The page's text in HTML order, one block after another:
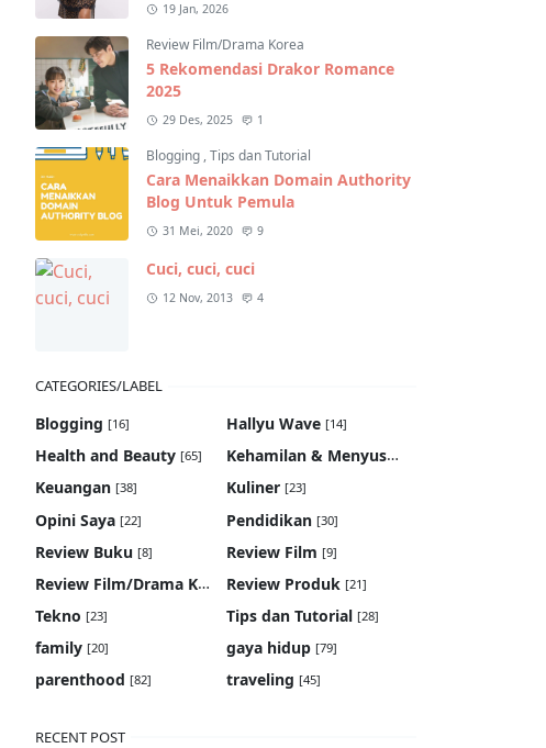
19 Jan, 2026
Review Film/Drama Korea
5 Rekomendasi Drakor Romance
2025
29 Des, 2025 1
Blogging ,Tips dan Tutorial
Cara Menaikkan Domain Authority
Blog Untuk Pemula
31 Mei, 2020 9
Cuci, cuci, cuci
12 Nov, 2013 4
CATEGORIES/LABEL
Blogging [16] Hallyu Wave [14]
Health and Beauty [65] Kehamilan & Menyusui
Keuangan [38] Kuliner [23]
Opini Saya [22] Pendidikan [30]
Review Buku [8] Review Film [9]
Review Film/Drama Korea [22]
Review Produk [21]
Tekno [23] Tips dan Tutorial [28]
family [20] gaya hidup [79]
parenthood [82] traveling [45]
RECENT POST